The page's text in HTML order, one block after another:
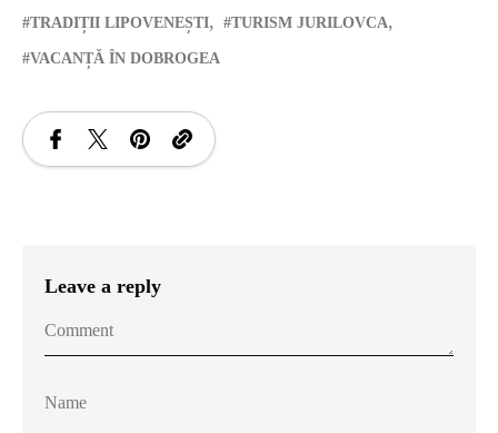
TRADIȚII LIPOVENEȘTI TURISM JURILOVCA
VACANȚĂ ÎN DOBROGEA
Leave a reply